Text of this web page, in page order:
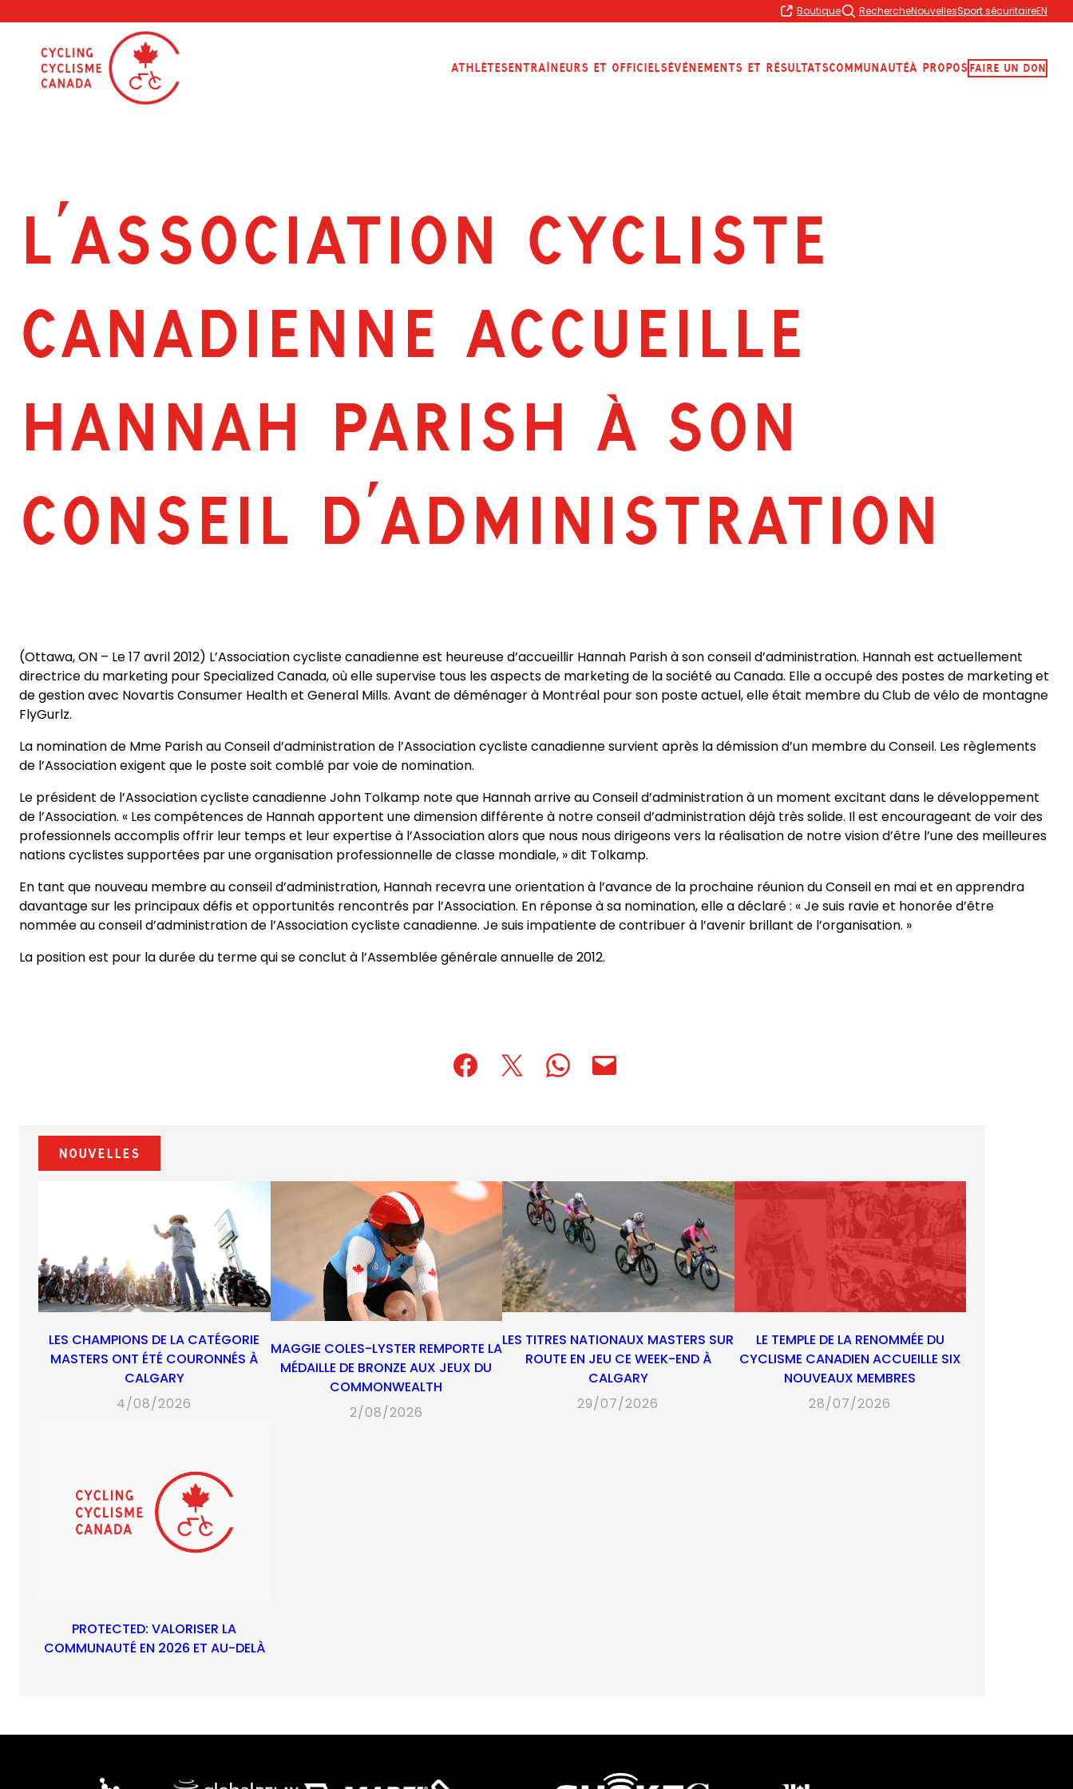
to
content
Boutique RechercheNouvellesSport sécuritaireEN
AthlètesEntraîneurs et officielsÉvénements et résultatsCommunautéÀ proposFaire Un Don
L’ASSOCIATION CYCLISTE
CANADIENNE ACCUEILLE
HANNAH PARISH À SON
CONSEIL D’ADMINISTRATION
(Ottawa, ON – Le 17 avril 2012) L’Association cycliste canadienne est heureuse d’accueillir Hannah Parish à son conseil d’administration. Hannah est actuellement
directrice du marketing pour Specialized Canada, où elle supervise tous les aspects de marketing de la société au Canada. Elle a occupé des postes de marketing et
de gestion avec Novartis Consumer Health et General Mills. Avant de déménager à Montréal pour son poste actuel, elle était membre du Club de vélo de montagne
FlyGurlz.
La nomination de Mme Parish au Conseil d’administration de l’Association cycliste canadienne survient après la démission d’un membre du Conseil. Les règlements
de l’Association exigent que le poste soit comblé par voie de nomination.
Le président de l’Association cycliste canadienne John Tolkamp note que Hannah arrive au Conseil d’administration à un moment excitant dans le développement
de l’Association. « Les compétences de Hannah apportent une dimension différente à notre conseil d’administration déjà très solide. Il est encourageant de voir des
professionnels accomplis offrir leur temps et leur expertise à l’Association alors que nous nous dirigeons vers la réalisation de notre vision d’être l’une des meilleures
nations cyclistes supportées par une organisation professionnelle de classe mondiale, » dit Tolkamp.
En tant que nouveau membre au conseil d’administration, Hannah recevra une orientation à l’avance de la prochaine réunion du Conseil en mai et en apprendra
davantage sur les principaux défis et opportunités rencontrés par l’Association. En réponse à sa nomination, elle a déclaré : « Je suis ravie et honorée d’être
nommée au conseil d’administration de l’Association cycliste canadienne. Je suis impatiente de contribuer à l’avenir brillant de l’organisation. »
La position est pour la durée du terme qui se conclut à l’Assemblée générale annuelle de 2012.
(opens(opens(opens(opens
(opens
Nouvelles
LES CHAMPIONS DE LA CATÉGORIE
MASTERS ONT ÉTÉ COURONNÉS À
CALGARY
4/08/2026
MAGGIE COLES-LYSTER REMPORTE LA
MÉDAILLE DE BRONZE AUX JEUX DU
COMMONWEALTH
2/08/2026
LES TITRES NATIONAUX MASTERS SUR
ROUTE EN JEU CE WEEK-END À
CALGARY
29/07/2026
LE TEMPLE DE LA RENOMMÉE DU
CYCLISME CANADIEN ACCUEILLE SIX
NOUVEAUX MEMBRES
28/07/2026
PROTECTED: VALORISER LA
COMMUNAUTÉ EN 2026 ET AU-DELÀ